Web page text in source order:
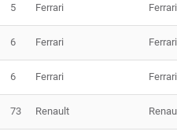
5 Ferrari Ferrari
6 Ferrari
6 Ferrari
73 Renault